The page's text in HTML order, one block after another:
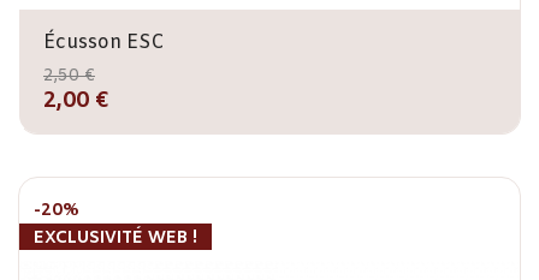
Écusson ESC
2,50 €
2,00 €
-20%
EXCLUSIVITÉ WEB !